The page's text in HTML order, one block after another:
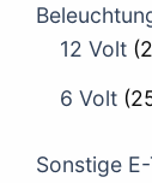
12 Volt
6 Volt
Sonstige